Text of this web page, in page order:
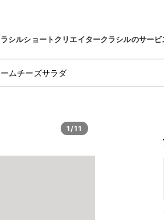
シルショートクリエイタークラシルのサービ
ムチーズサラダ
1/11